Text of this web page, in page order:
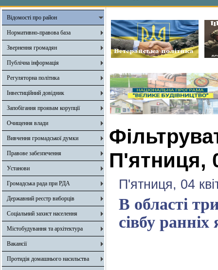
Відомості про район
Нормативно-правова база
Звернення громадян
Публічна інформація
Регуляторна політика
Інвестиційний довідник
Запобігання проявам корупції
Очищення влади
Вивчення громадської думки
Правове забезпечення
Установи
Громадська рада при РДА
Державний реєстр виборців
Соціальний захист населення
Містобудування та архітектура
Вакансії
Протидія домашнього насильства
П'ятниця,
П'ятниця, 04
В області
сівбу